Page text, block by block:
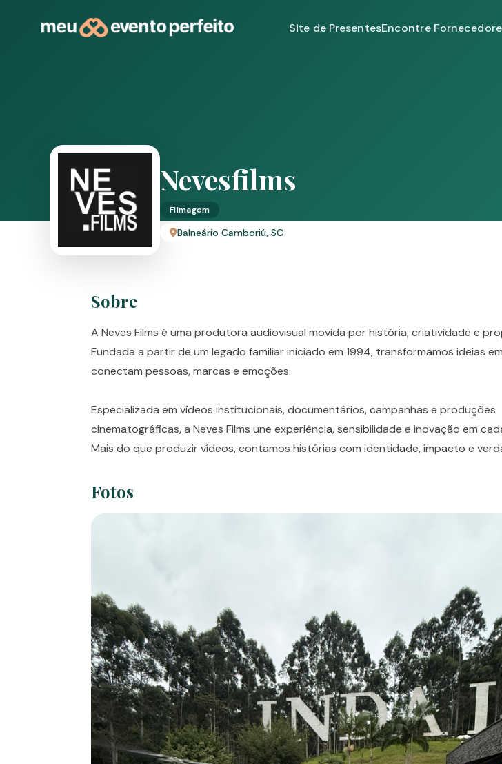
Site de PresentesEncontre
Nevesfilms
Filmagem
Balneário Camboriú, SC
Sobre
A Neves Films é uma produtora audiovisual movida por história, criatividade e
Fundada a partir de um legado familiar iniciado em 1994, transformamos ideias
conectam pessoas, marcas e emoções.
Especializada em vídeos institucionais, documentários, campanhas e produções
cinematográficas, a Neves Films une experiência, sensibilidade e inovação em
Mais do que produzir vídeos, contamos histórias com identidade, impacto e
Fotos